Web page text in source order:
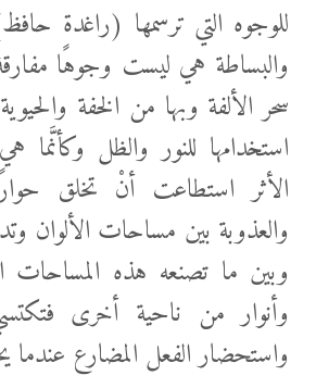
للوجوه التي ترسمها (راغدة
والبساطة هي ليست وجوهًا
سحر الألفة وبها من الخفة
استخدامها للنور والظل وكأنَّما
الأثر استطاعت أنْ تخلق
والعذوبة بين مساحات الألوان
وبين ما تصنعه هذه المساحات
وأنوار من ناحية أخرى
واستحضار الفعل المضارع عندما